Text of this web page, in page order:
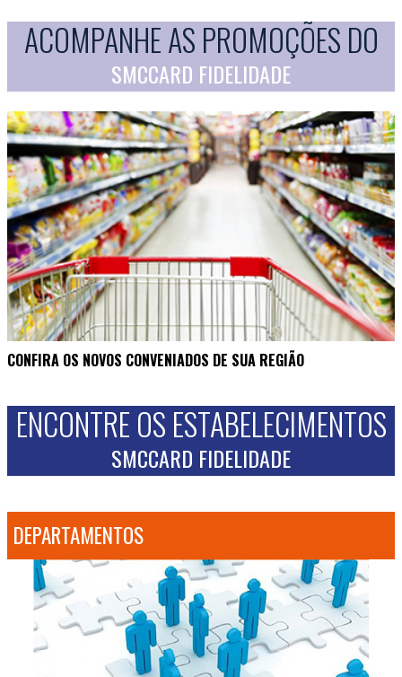
ACOMPANHE AS PROMOÇÕES DO
SMCCARD FIDELIDADE
CONFIRA OS NOVOS CONVENIADOS DE SUA REGIÃO
ENCONTRE OS ESTABELECIMENTOS
SMCCARD FIDELIDADE
DEPARTAMENTOS